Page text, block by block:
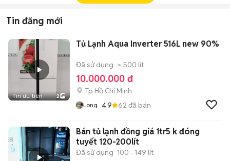
Tin đăng mới
Tin ưu tiên 2
Tủ Lạnh Aqua Inverter 516L new 90%
Đã sử dụng > 500 lít
10.000.000 đ
Tp Hồ Chí Minh
Long 4.9 62 đã bán
Bán tủ lạnh đồng giá 1tr5 k đóng
tuyết 120-200lít
Đã sử dụng 100 - 149 lít